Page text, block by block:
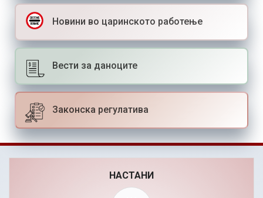
Новини во царинското работење
Вести за даноците
Законска регулатива
НАСТАНИ